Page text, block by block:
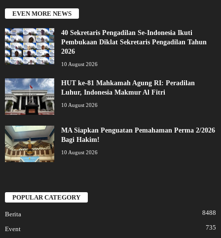
EVEN MORE NEWS
40 Sekretaris Pengadilan Se-Indonesia Ikuti
Pembukaan Diklat Sekretaris Pengadilan Tahun
2026
10 August 2026
HUT ke-81 Mahkamah Agung RI: Peradilan
Luhur, Indonesia Makmur Al Fitri
10 August 2026
MA Siapkan Penguatan Pemahaman Perma 2/2026
Bagi Hakim!
10 August 2026
POPULAR CATEGORY
Berita 8488
Event 735